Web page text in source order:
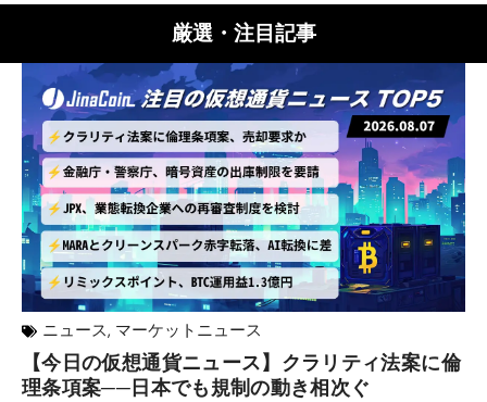
厳選・注目記事
ニュース, マーケットニュース
【今日の仮想通貨ニュース】クラリティ法案に倫
理条項案──日本でも規制の動き相次ぐ